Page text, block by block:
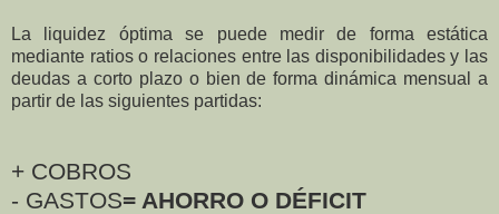
La liquidez óptima se puede medir de forma estática
mediante ratios o relaciones entre las disponibilidades y las
deudas a corto plazo o bien de forma dinámica mensual a
partir de las siguientes partidas:
+ COBROS
- GASTOS= AHORRO O DÉFICIT